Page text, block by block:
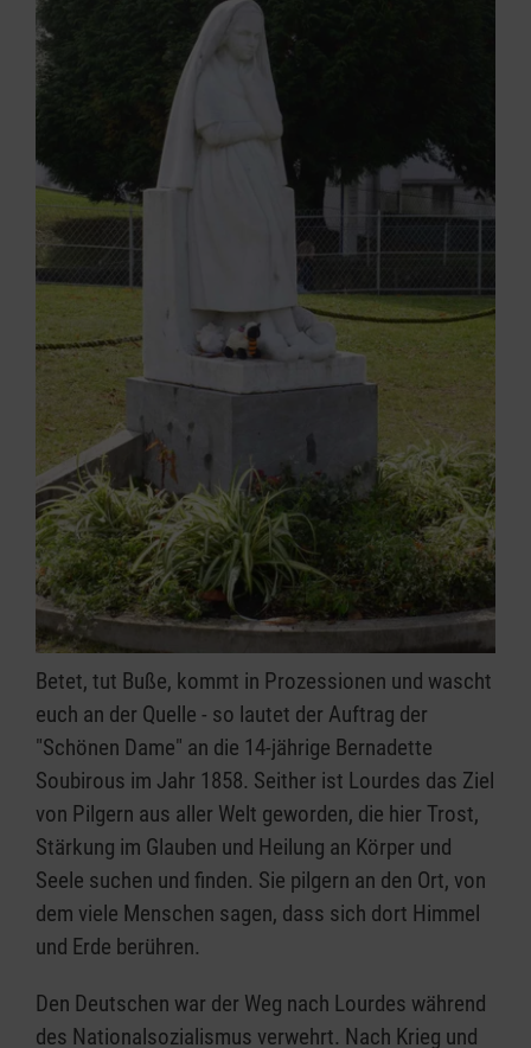
Betet, tut Buße, kommt in Prozessionen und wascht
euch an der Quelle - so lautet der Auftrag der
"Schönen Dame" an die 14-jährige Bernadette
Soubirous im Jahr 1858. Seither ist Lourdes das Ziel
von Pilgern aus aller Welt geworden, die hier Trost,
Stärkung im Glauben und Heilung an Körper und
Seele suchen und finden. Sie pilgern an den Ort, von
dem viele Menschen sagen, dass sich dort Himmel
und Erde berühren.
Den Deutschen war der Weg nach Lourdes während
des Nationalsozialismus verwehrt. Nach Krieg und